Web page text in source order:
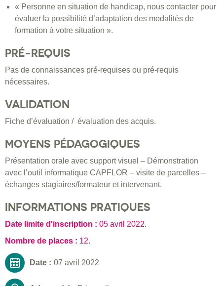
« Personne en situation de handicap, nous contacter pour
évaluer la possibilité d’adaptation des modalités de
formation à votre situation ».
PRÉ-REQUIS
Pas de connaissances pré-requises ou pré-requis
nécessaires.
VALIDATION
Fiche d’évaluation / évaluation des acquis.
MOYENS PÉDAGOGIQUES
Présentation orale avec support visuel – Démonstration
avec l’outil informatique CAPFLOR – visite de parcelles –
échanges stagiaires/formateur et intervenant.
INFORMATIONS PRATIQUES
Date limite d'inscription : 05 avril 2022.
Nombre de places : 12.
Date : 07 avril 2022